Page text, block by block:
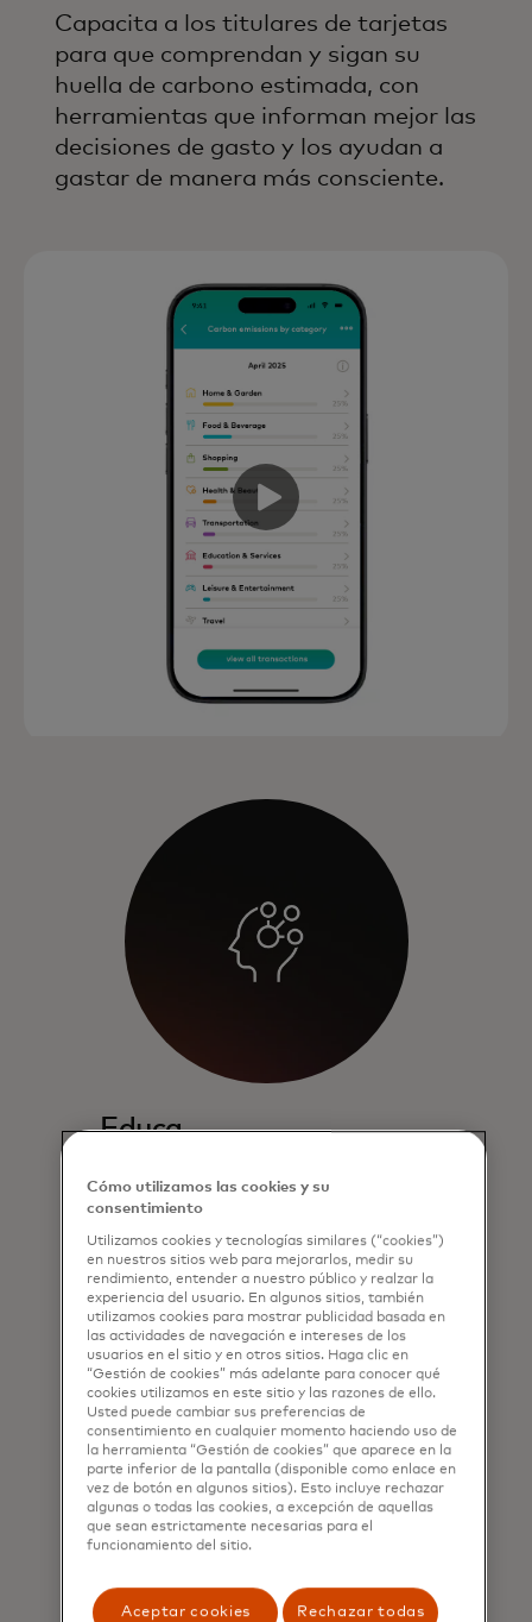
Capacita a los titulares de tarjetas
para que comprendan y sigan su
huella de carbono estimada, con
herramientas que informan mejor las
decisiones de gasto y los ayudan a
gastar de manera más consciente.
Educa
y comprender su huella de carbono
Cómo utilizamos las cookies y su
consentimiento
Utilizamos cookies y tecnologías similares (“cookies”)
en nuestros sitios web para mejorarlos, medir su
rendimiento, entender a nuestro público y realzar la
experiencia del usuario. En algunos sitios, también
utilizamos cookies para mostrar publicidad basada en
las actividades de navegación e intereses de los
usuarios en el sitio y en otros sitios. Haga clic en
“Gestión de cookies” más adelante para conocer qué
cookies utilizamos en este sitio y las razones de ello.
Usted puede cambiar sus preferencias de
consentimiento en cualquier momento haciendo uso de
la herramienta “Gestión de cookies” que aparece en la
parte inferior de la pantalla (disponible como enlace en
vez de botón en algunos sitios). Esto incluye rechazar
algunas o todas las cookies, a excepción de aquellas
que sean estrictamente necesarias para el
funcionamiento del sitio.
Aceptar cookies Rechazar todas